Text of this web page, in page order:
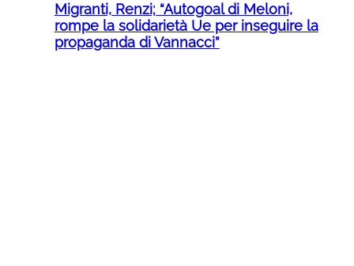
Migranti, Renzi; “Autogoal di Meloni,
rompe la solidarietà Ue per inseguire la
propaganda di Vannacci”